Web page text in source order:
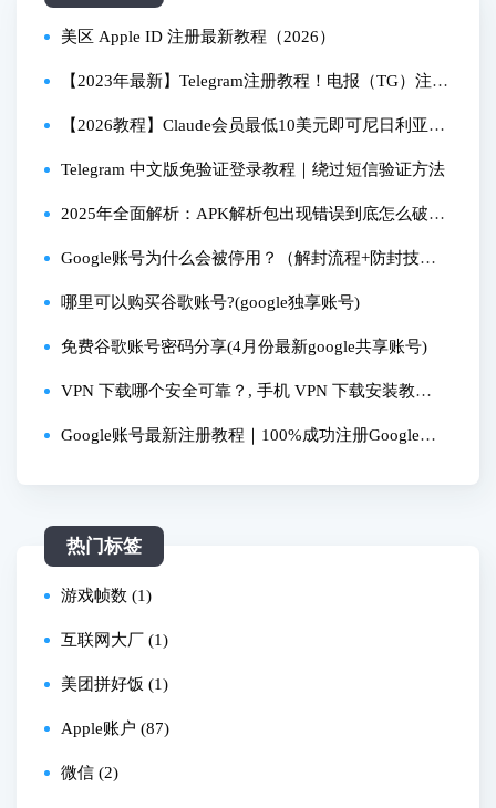
美区 Apple ID 注册最新教程（2026）
【2023年最新】Telegram注册教程！电报（TG）注册
流程：解决注册Telegram收不到短信验证码问题、附T
G汉化教程｜数字牧民LC
【2026教程】Claude会员最低10美元即可尼日利亚区
苹果礼品卡订阅成功！WildCard野卡跑路 Claude Cod
e爆火！
Telegram 中文版免验证登录教程｜绕过短信验证方法
2025年全面解析：APK解析包出现错误到底怎么破？
亲测有效的修复流程
Google账号为什么会被停用？（解封流程+防封技
巧）
哪里可以购买谷歌账号?(google独享账号)
免费谷歌账号密码分享(4月份最新google共享账号)
VPN 下载哪个安全可靠？, 手机 VPN 下载安装教
程？, 免费 VPN 下载无广告推荐？
Google账号最新注册教程｜100%成功注册Google账
热门标签
游戏帧数 (1)
互联网大厂 (1)
美团拼好饭 (1)
Apple账户 (87)
微信 (2)